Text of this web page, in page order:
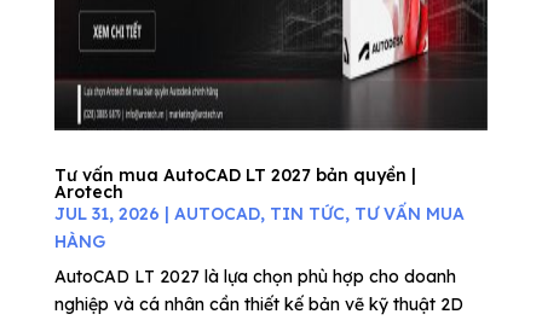
Tư vấn mua AutoCAD LT 2027 bản quyền |
Arotech
JUL 31, 2026 | AUTOCAD, TIN TỨC, TƯ VẤN MUA
HÀNG
AutoCAD LT 2027 là lựa chọn phù hợp cho doanh
nghiệp và cá nhân cần thiết kế bản vẽ kỹ thuật 2D